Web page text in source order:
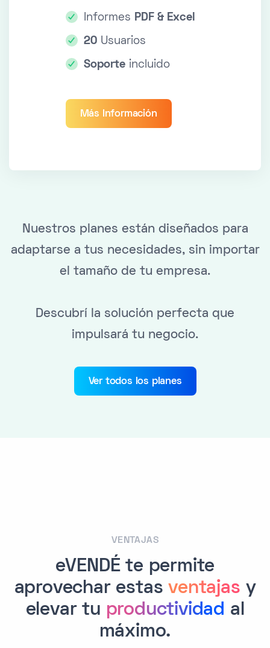
Nuestros planes están diseñados para
adaptarse a tus necesidades, sin importar
el tamaño de tu empresa.
Descubrí la solución perfecta que
impulsará tu negocio.
Ver todos los planes
Informes PDF & Excel
20Usuarios
Soporteincluido
Más Información
VENTAJAS
eVENDÉ te permite
aprovechar estasventajas y
elevar tu productividad al
máximo.